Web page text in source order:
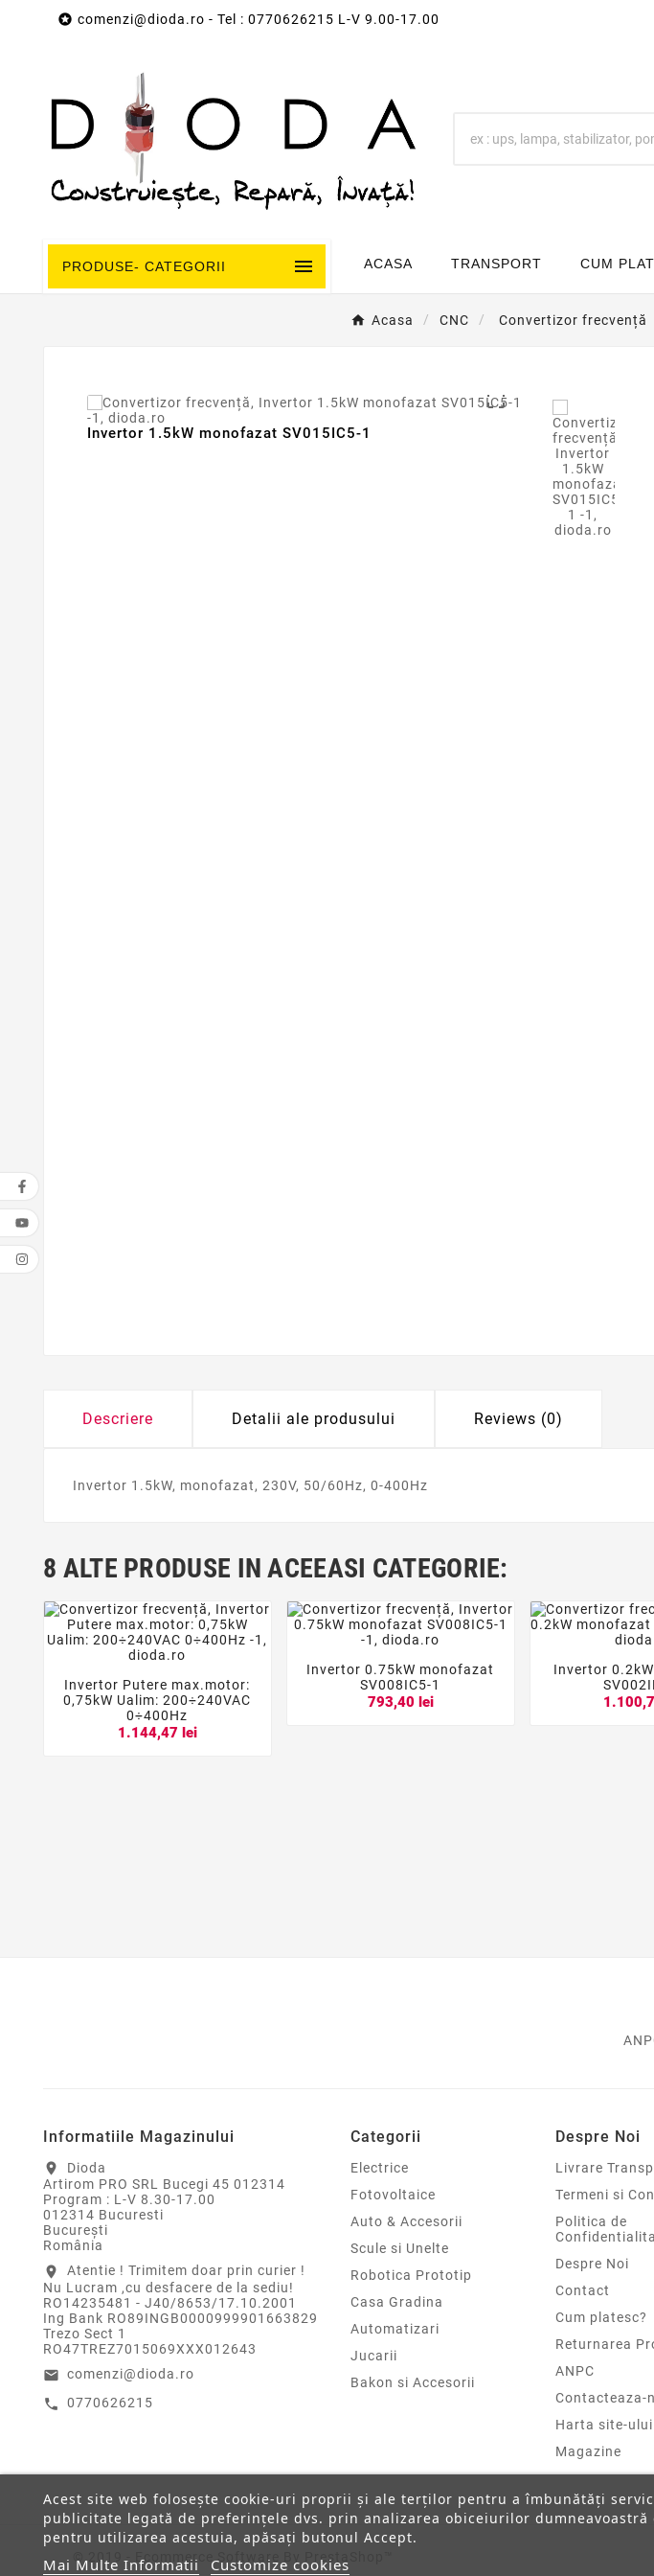
 comenzi@dioda.ro - Tel : 0770626215 L-V 9.00-17.00
PRODUSE- CATEGORII  ACASA TRANSPORT CUM
Acasa CNC Convertizor frecvență

Invertor 1.5kW monofazat SV015IC5-1
Descriere Detalii ale produsului Reviews (0)
Invertor 1.5kW, monofazat, 230V, 50/60Hz, 0-400Hz
8 ALTE PRODUSE IN ACEEASI CATEGORIE:
  
Invertor Putere max.motor:
0,75kW Ualim: 200÷240VAC
0÷400Hz
1.144,47 lei
  
Invertor 0.75kW monofazat
SV008IC5-1
793,40 lei
 
Invertor
Informatiile Magazinului
location_on
Dioda
Artirom PRO SRL Bucegi 45 012314
Program : L-V 8.30-17.00
012314 Bucuresti
Bucureşti
România
location_on
Atentie ! Trimitem doar prin curier !
Nu Lucram ,cu desfacere de la sediu!
RO14235481 - J40/8653/17.10.2001
Ing Bank RO89INGB0000999901663829
Trezo Sect 1
RO47TREZ7015069XXX012643
email comenzi@dioda.ro
call 0770626215
Categorii
Electrice
Fotovoltaice
Auto & Accesorii
Scule si Unelte
Robotica Prototip
Casa Gradina
Automatizari
Jucarii
Bakon si Accesorii
Despre Noi
Livrare
Termeni si
Politica de
Despre Noi
Contact
Cum platesc?
Returnarea
ANPC
Contacteaza-
Harta site-ului
Magazine
Acest site web folosește cookie-uri proprii și ale terților pentru a îmbunătăți
publicitate legată de preferințele dvs. prin analizarea obiceiurilor dumneavoastră
pentru utilizarea acestuia, apăsați butonul Accept.
Mai Multe Informatii Customize cookies
© 2019 - Ecommerce Software By PrestaShop™